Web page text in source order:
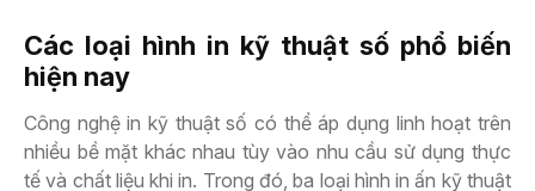
Các loại hình in kỹ thuật số phổ biến
hiện nay
Công nghệ in kỹ thuật số có thể áp dụng linh hoạt trên
nhiều bề mặt khác nhau tùy vào nhu cầu sử dụng thực
tế và chất liệu khi in. Trong đó, ba loại hình in ấn kỹ thuật